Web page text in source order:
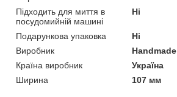
Підходить для миття в
посудомийній машині
Ні
Подарункова упаковка
Ні
Виробник
Handmade
Країна виробник
Україна
Ширина
107 мм